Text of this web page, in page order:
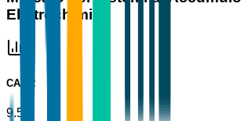
Elettrochimici
CAGR
9.5%